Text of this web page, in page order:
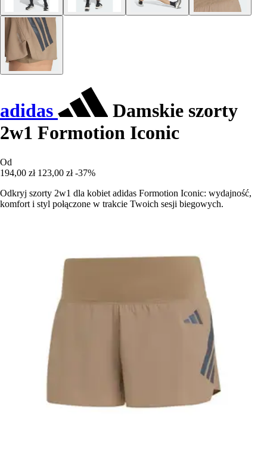
adidas
Damskie szorty
2w1 Formotion Iconic
Od
194,00 zł 123,00 zł -37%
Odkryj szorty 2w1 dla kobiet adidas Formotion Iconic: wydajność,
komfort i styl połączone w trakcie Twoich sesji biegowych.